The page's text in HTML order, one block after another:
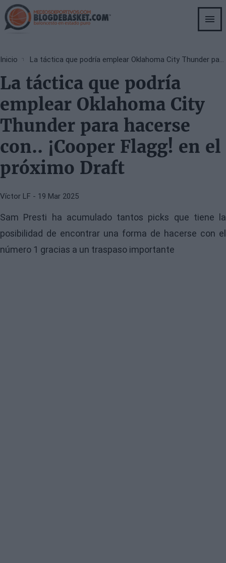
Skip
to
main
Breadcrumb
Inicio La táctica que podría emplear Oklahoma City Thunder para hacerse con.. ¡Cooper Flagg! en el próximo Draft
La táctica que podría
emplear Oklahoma City
Thunder para hacerse
con.. ¡Cooper Flagg! en el
próximo Draft
Víctor LF - 19 Mar 2025
Sam Presti ha acumulado tantos picks que tiene la
posibilidad de encontrar una forma de hacerse con el
número 1 gracias a un traspaso importante